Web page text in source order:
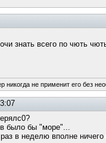
знать всего по чють
не применит его без
было бы "море"...
в неделю вполне